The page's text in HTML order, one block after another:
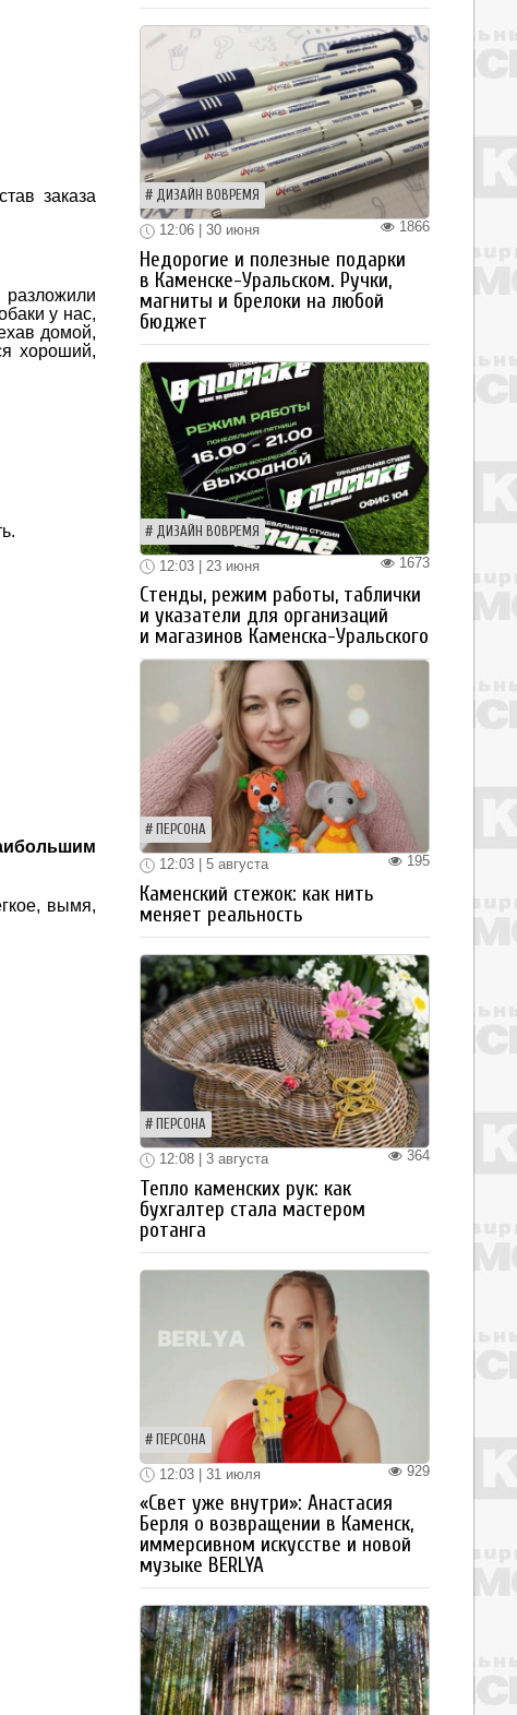
заказа
у нас,
домой,
хороший,
вымя,
ДИЗАЙН ВОВРЕМЯ
1866
12:06 | 30 июня
Недорогие и полезные подарки
в Каменске-Уральском. Ручки,
магниты и брелоки на любой
бюджет
ДИЗАЙН ВОВРЕМЯ
1673
12:03 | 23 июня
Стенды, режим работы, таблички
и указатели для организаций
и магазинов Каменска-Уральского
ПЕРСОНА
195
12:03 | 5 августа
Каменский стежок: как нить
меняет реальность
ПЕРСОНА
364
12:08 | 3 августа
Тепло каменских рук: как
бухгалтер стала мастером
ротанга
ПЕРСОНА
929
12:03 | 31 июля
«Свет уже внутри»: Анастасия
Берля о возвращении в Каменск,
иммерсивном искусстве и новой
музыке BERLYA